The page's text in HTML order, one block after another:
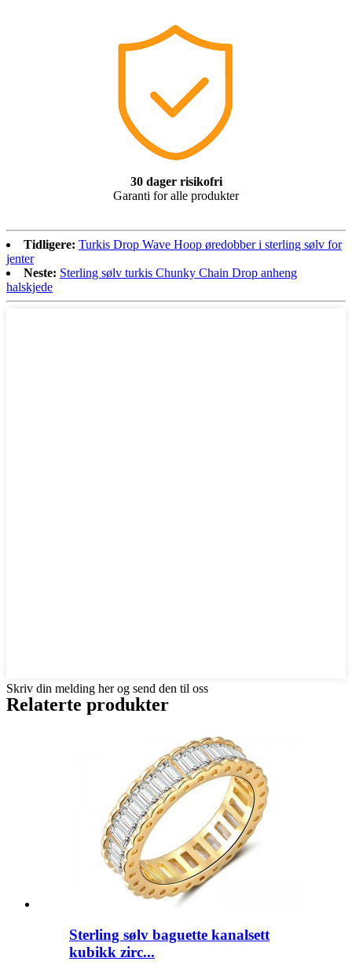
30 dager risikofri
Garanti for alle produkter
Tidligere: Turkis Drop Wave Hoop øredobber i sterling sølv for
jenter
Neste: Sterling sølv turkis Chunky Chain Drop anheng
halskjede
Skriv din melding her og send den til oss
Relaterte produkter
Sterling sølv baguette kanalsett
kubikk zirc...